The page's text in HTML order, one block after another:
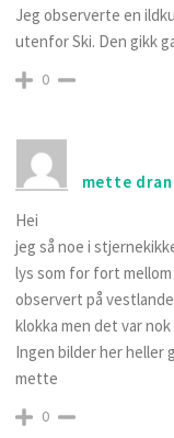
Jeg observerte en
utenfor Ski. Den gikk
0
mette
Hei
jeg så noe i
lys som for fort
observert på
klokka men det var
Ingen bilder her heller
mette
0